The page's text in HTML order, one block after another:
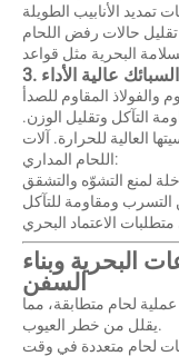
السبائك عالية الأداء
والفولاذ المقاوم للصدأ
التآكل وتقليل الوزن.
العالية للحرارة. آلات
اللحام المداري:
البحرية وبناء
السفن
لحام متطابقة، مما
يقلل من خطر العيوب.
لحام متعددة في وقت